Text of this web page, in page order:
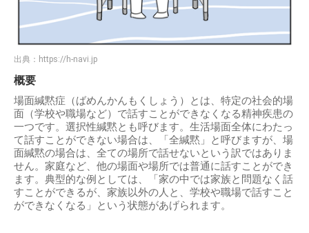
出典： https://h-navi.jp
概要
場面緘黙症（ばめんかんもくしょう）とは、特定の社会的場
面（学校や職場など）で話すことができなくなる精神疾患の
一つです。選択性緘黙とも呼びます。生活場面全体にわたっ
て話すことができない場合は、「全緘黙」と呼びますが、場
面緘黙の場合は、全ての場所で話せないという訳ではありま
せん。家庭など、他の場面や場所では普通に話すことができ
ます。典型的な例としては、「家の中では家族と問題なく話
すことができるが、家族以外の人と、学校や職場で話すこと
ができなくなる」という状態があげられます。